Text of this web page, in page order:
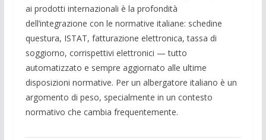
ai prodotti internazionali è la profondità
dell’integrazione con le normative italiane: schedine
questura, ISTAT, fatturazione elettronica, tassa di
soggiorno, corrispettivi elettronici — tutto
automatizzato e sempre aggiornato alle ultime
disposizioni normative. Per un albergatore italiano è un
argomento di peso, specialmente in un contesto
normativo che cambia frequentemente.